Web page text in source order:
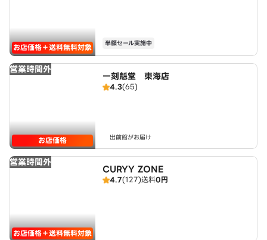
お店価格＋送料無料対象 半額セール実施中
営業時間外
お店価格
一刻魁堂 東海店
4.3(65)
出前館がお届け
営業時間外
お店価格＋送料無料対象
CURYY ZONE
4.7(127)送料0円